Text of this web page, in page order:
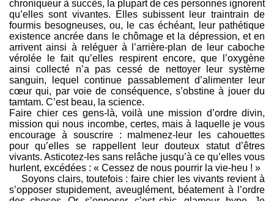
chroniqueur à succès, la plupart de ces personnes ignorent
qu’elles sont vivantes. Elles subissent leur traintrain de
fourmis besogneuses, ou, le cas échéant, leur pathétique
existence ancrée dans le chômage et la dépression, et en
arrivent ainsi à reléguer à l’arrière-plan de leur caboche
vérolée le fait qu’elles respirent encore, que l’oxygène
ainsi collecté n’a pas cessé de nettoyer leur système
sanguin, lequel continue passablement d’alimenter leur
cœur qui, par voie de conséquence, s’obstine à jouer du
tamtam. C’est beau, la science.
Faire chier ces gens-là, voilà une mission d’ordre divin,
mission qui nous incombe, certes, mais à laquelle je vous
encourage à souscrire : malmenez-leur les cahouettes
pour qu’elles se rappellent leur douteux statut d’êtres
vivants. Asticotez-les sans relâche jusqu’à ce qu’elles vous
hurlent, excédées : « Cessez de nous pourrir la vie-heu ! »
Soyons clairs, toutefois : faire chier les vivants revient à
s’opposer stupidement, aveuglément, béatement à l’ordre